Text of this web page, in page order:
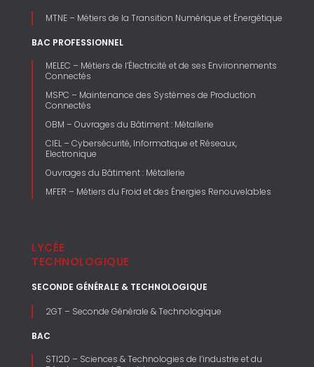
MTNE – Métiers de la Transition Numérique et Énergétique
BAC PROFESSIONNEL
MELEC – Métiers de l’Électricité et de ses Environnements
Connectés
MSPC – Maintenance des Systèmes de Production
Connectés
OBM – Ouvrages du Bâtiment : Métallerie
CIEL – Cybersécurité, Informatique et Réseaux,
Electronique
Ouvrages du Bâtiment : Métallerie
MFER – Métiers du Froid et des Énergies Renouvelables
LYCÉE
TECHNOLOGIQUE
SECONDE GÉNÉRALE & TECHNOLOGIQUE
2GT – Seconde Générale & Technologique
BAC
STI2D – Sciences & Technologies de l’industrie et du